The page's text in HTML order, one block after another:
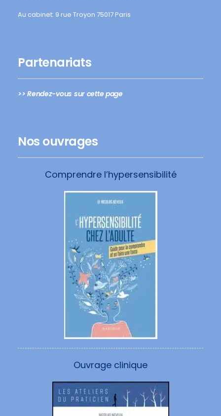
Au cabinet: 9 rue Troyon 75017 Paris
Partenariats
>> Rendez-vous sur cette page
Nos ouvrages
Comprendre l’hypersensibilité
Ouvrage clinique